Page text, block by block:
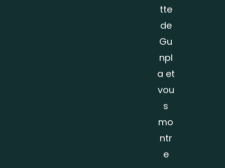
tte
de
Gu
npl
a et
vou
s
mo
ntr
e